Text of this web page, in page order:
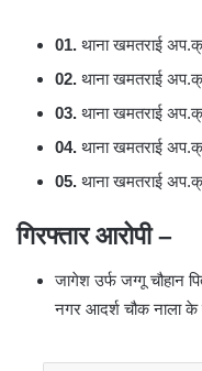
01. थाना खमतराई
02. थाना खमतराई
03. थाना खमतराई
04. थाना खमतराई
05. थाना खमतराई
गिरफ्तार आरोपी –
जागेश उर्फ जग्गू चौहान
नगर आदर्श चौक नाला के